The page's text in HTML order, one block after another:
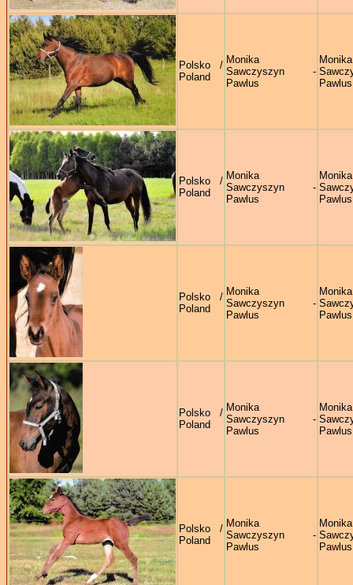
Polsko /
Poland
Monika
Sawczyszyn -
Pawlus
Monika
Pawlus
Polsko /
Poland
Monika
Sawczyszyn -
Pawlus
Monika
Pawlus
Polsko /
Poland
Monika
Sawczyszyn -
Pawlus
Monika
Pawlus
Polsko /
Poland
Monika
Sawczyszyn -
Pawlus
Monika
Pawlus
Polsko /
Poland
Monika
Sawczyszyn -
Pawlus
Monika
Pawlus